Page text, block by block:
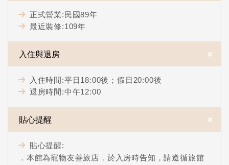
正式營業:民國89年
最近裝修:109年
入住與退房 ＋
入住時間:平日18:00後；假日20:00後
退房時間:中午12:00
貼心提醒 ＋
貼心提醒:
．本館為寵物友善旅店，於入房時告知，請遵循旅館